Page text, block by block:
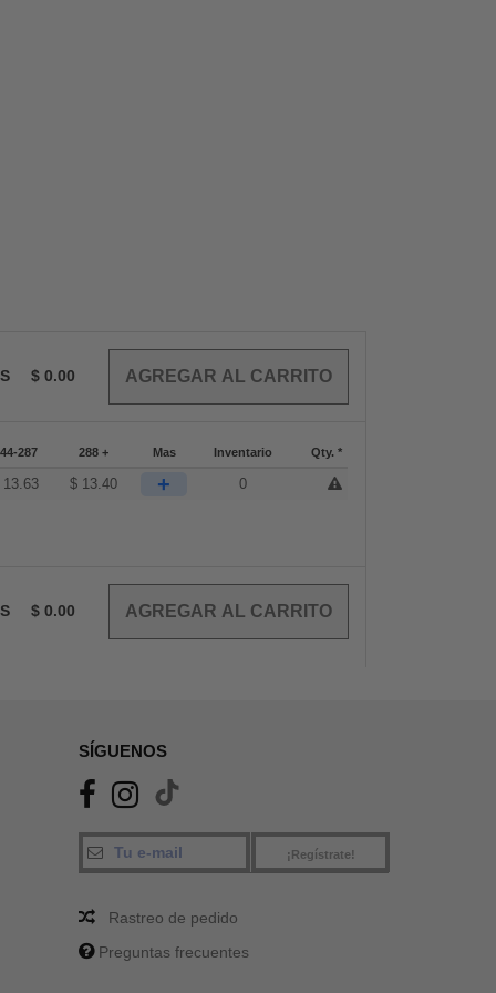
$ 0.00
287 288 + Mas Inventario Qty. *
13.63 $ 13.40 + 0
$ 0.00
SÍGUENOS
¡Regístrate!
Rastreo de pedido
Preguntas frecuentes